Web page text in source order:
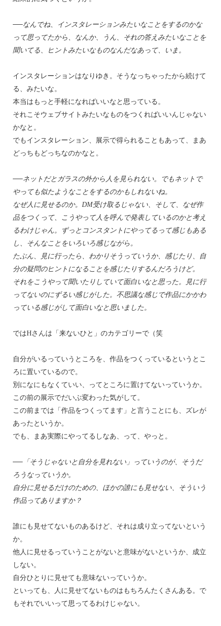
──なんでね、インスタレーションみたいなことをするのかな
って思ってたから、なんか、うん、それの答えみたいなことを
聞いてる、ヒントみたいなものなんだなあって、いま。
インスタレーションはなりゆき。そうなっちゃったから続けて
る、みたいな。
本当はもっと手軽になればいいなと思っている。
それこそウェブサイトみたいなものをつくればいいんじゃない
かなと。
でもインスタレーション、展示で得られることもあって、まあ
どっちもどっちなのかなと。
──ネットだとガラスの外から人を見られない。でもネットで
やっても似たようなことをするのかもしれないね。
なぜ人に見せるのか。DM受け取るじゃない、そして、なぜ作
品をつくって、こうやって人を呼んで発表しているのかと考え
るわけじゃん。ずっとコンスタントにやってるって感じもある
し、そんなことをいろいろ感じながら。
たぶん、見に行ったら、わかりそうっていうか、感じたり、自
分の疑問のヒントになることを感じたりするんだろうけど。
それをこうやって聞いたりしていて面白いなと思った。見に行
ってないのにずるい感じがした。不思議な感じで作品にかかわ
っている感じがして面白いなと思いました。
ではHさんは「来ないひと」のカテゴリーで（笑
自分がいるっていうところを、作品をつくっているというとこ
ろに置いているので。
別になにもなくていい、ってところに置けてないっていうか。
この前の展示でだいぶ変わった気がして。
この前までは「作品をつくってます」と言うことにも、ズレが
あったというか。
でも、まあ実際にやってるしなあ、って、やっと。
──「そうじゃないと自分を見れない」っていうのが、そうだ
ろうなっていうか。
自分に見せるだけのための、ほかの誰にも見せない、そういう
作品ってありますか？
誰にも見せてないものあるけど、それは成り立ってないという
か。
他人に見せるっていうことがないと意味がないというか、成立
しない。
自分ひとりに見せても意味ないっていうか。
といっても、人に見せてないものはもちろんたくさんある。で
もそれでいいって思ってるわけじゃない。